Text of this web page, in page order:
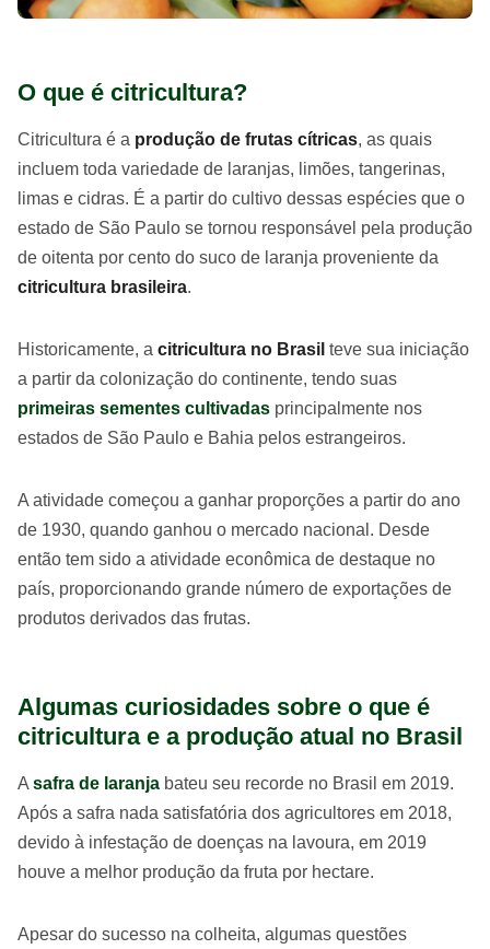
O que é citricultura?
Citricultura é a produção de frutas cítricas, as quais
incluem toda variedade de laranjas, limões, tangerinas,
limas e cidras. É a partir do cultivo dessas espécies que o
estado de São Paulo se tornou responsável pela produção
de oitenta por cento do suco de laranja proveniente da
citricultura brasileira.
Historicamente, a citricultura no Brasil teve sua iniciação
a partir da colonização do continente, tendo suas
primeiras sementes cultivadas principalmente nos
estados de São Paulo e Bahia pelos estrangeiros.
A atividade começou a ganhar proporções a partir do ano
de 1930, quando ganhou o mercado nacional. Desde
então tem sido a atividade econômica de destaque no
país, proporcionando grande número de exportações de
produtos derivados das frutas.
Algumas curiosidades sobre o que é
citricultura e a produção atual no Brasil
A safra de laranja bateu seu recorde no Brasil em 2019.
Após a safra nada satisfatória dos agricultores em 2018,
devido à infestação de doenças na lavoura, em 2019
houve a melhor produção da fruta por hectare.
Apesar do sucesso na colheita, algumas questões